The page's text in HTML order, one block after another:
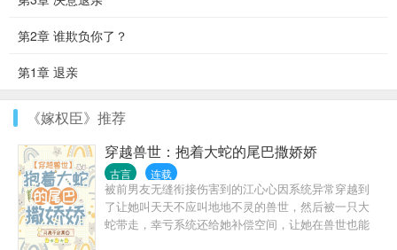
第2章 谁欺负你了？
第1章 退亲
《嫁权臣》推荐
穿越兽世：抱着大蛇的尾巴撒娇娇
古言 连载
被前男友无缝衔接伤害到的江心心因系统异常穿越到
了让她叫天天不应叫地地不灵的兽世，然后被一只大
蛇带走，幸亏系统还给她补偿空间，让她在兽世也能